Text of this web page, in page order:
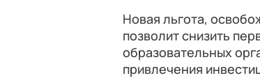
Новая льгота,
позволит снизить
образовательных
привлечения